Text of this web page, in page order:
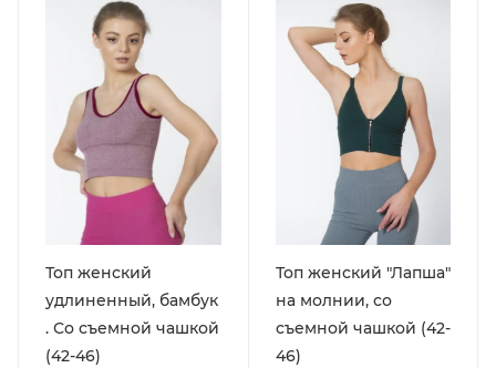
Топ женский
удлиненный, бамбук
. Со съемной чашкой
(42-46)
Топ женский "Лапша"
на молнии, со
съемной чашкой (42-
46)